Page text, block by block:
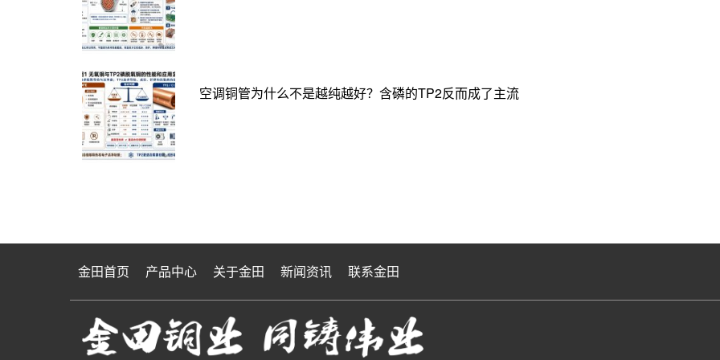
空调铜管为什么不是越纯越好？含磷的TP2反而成了主流
金田首页 产品中心 关于金田 新闻资讯 联系金田